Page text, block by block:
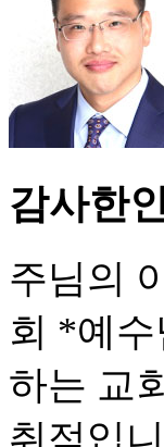
감사한
주님의
회 *예
하는 교